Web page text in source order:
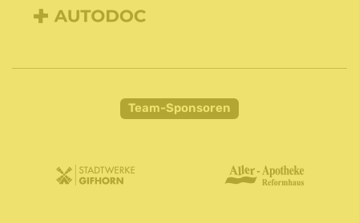
Team-Sponsoren